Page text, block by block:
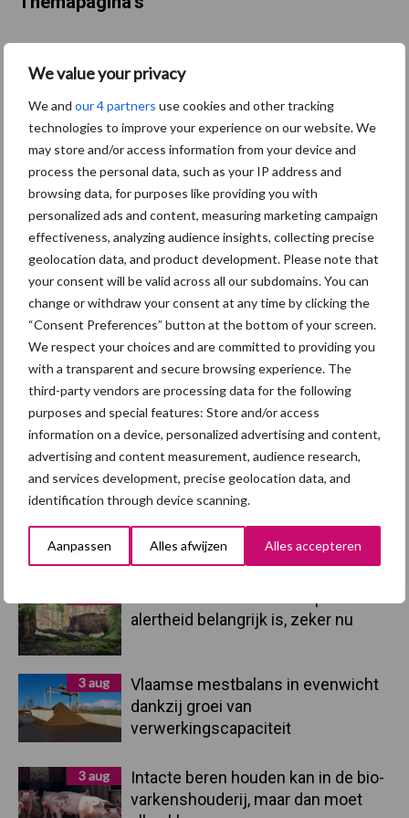
We value your privacy
We and our 4 partners use cookies and other tracking
technologies to improve your experience on our website. We
may store and/or access information from your device and
process the personal data, such as your IP address and
browsing data, for purposes like providing you with
personalized ads and content, measuring marketing campaign
effectiveness, analyzing audience insights, collecting precise
geolocation data, and product development. Please note that
your consent will be valid across all our subdomains. You can
change or withdraw your consent at any time by clicking the
“Consent Preferences” button at the bottom of your screen.
We respect your choices and are committed to providing you
with a transparent and secure browsing experience. The
third-party vendors are processing data for the following
purposes and special features: Store and/or access
information on a device, personalized advertising and content,
advertising and content measurement, audience research,
and services development, precise geolocation data, and
identification through device scanning.
Aanpassen Alles afwijzen Alles accepteren
Primaire
Sidebar
Recent nieuws Partner nieuws
5 aug
“Vraag naar praktische
hygieneoplossingen is in Polen
groter dan ooit”
5 aug
Eliminatieprotocol voor
Mycoplasma hyopneumoniae
alertheid belangrijk is, zeker nu
3 aug
Vlaamse mestbalans in evenwicht
dankzij groei van
verwerkingscapaciteit
3 aug
Intacte beren houden kan in de bio-
varkenshouderij, maar dan moet
Dierengezondheid Huisvesting
Toon meer